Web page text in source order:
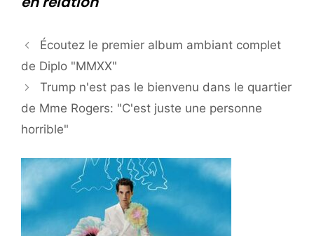
Écoutez le premier album ambiant complet
de Diplo "MMXX"
Trump n'est pas le bienvenu dans le quartier
de Mme Rogers: "C'est juste une personne
horrible"